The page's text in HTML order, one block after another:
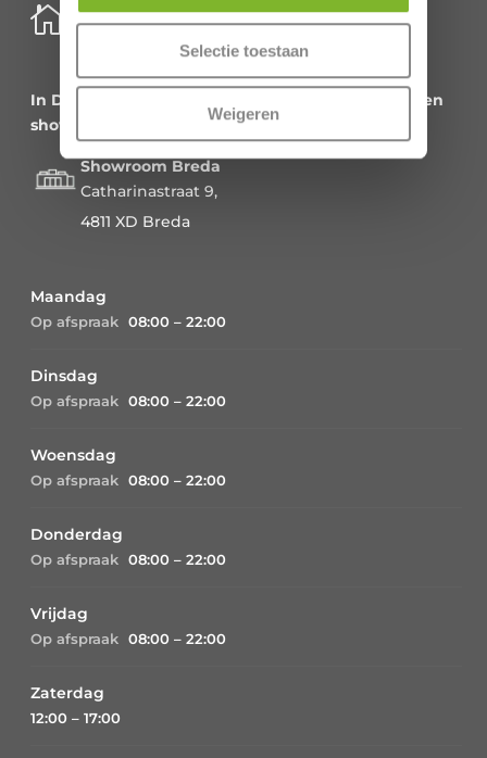
Selectie toestaan
Weigeren

België
2000 Antwerpen
In Den Haag en Antwerpen alleen kantoor en geen
showroom!
Showroom Breda
Catharinastraat 9,
4811 XD Breda
Maandag
Op afspraak 08:00 – 22:00
Dinsdag
Op afspraak 08:00 – 22:00
Woensdag
Op afspraak 08:00 – 22:00
Donderdag
Op afspraak 08:00 – 22:00
Vrijdag
Op afspraak 08:00 – 22:00
Zaterdag
12:00 – 17:00